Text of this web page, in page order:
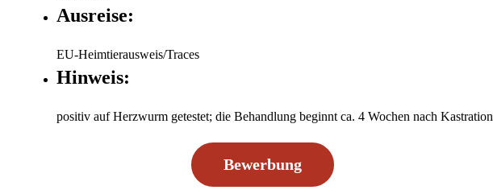
Ausreise:
EU-Heimtierausweis/Traces
Hinweis:
positiv auf Herzwurm getestet; die Behandlung beginnt ca. 4 Wochen nach Kastration
Bewerbung